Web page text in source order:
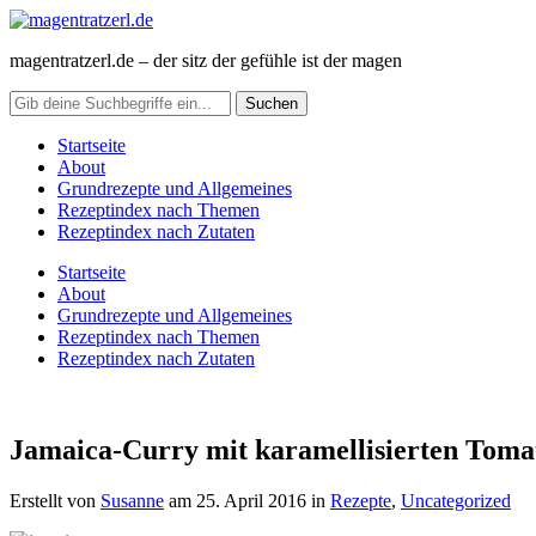
magentratzerl.de – der sitz der gefühle ist der magen
Startseite
About
Grundrezepte und Allgemeines
Rezeptindex nach Themen
Rezeptindex nach Zutaten
Startseite
About
Grundrezepte und Allgemeines
Rezeptindex nach Themen
Rezeptindex nach Zutaten
Jamaica-Curry mit karamellisierten
Erstellt von Susanne am 25. April 2016 in Rezepte, Uncategorized